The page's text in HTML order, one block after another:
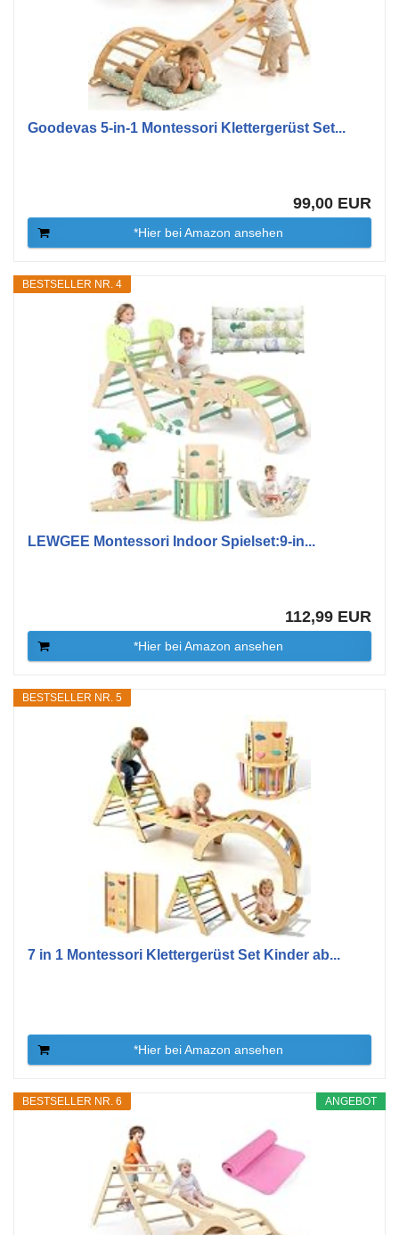
Goodevas 5-in-1 Montessori Klettergerüst Set...
99,00 EUR
*Hier bei Amazon ansehen
BESTSELLER NR. 4
LEWGEE Montessori Indoor Spielset:9-in...
112,99 EUR
*Hier bei Amazon ansehen
BESTSELLER NR. 5
7 in 1 Montessori Klettergerüst Set Kinder ab...
*Hier bei Amazon ansehen
ANGEBOT
BESTSELLER NR. 6